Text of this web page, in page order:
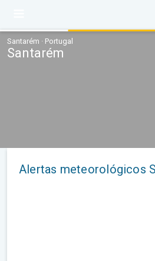
Santarém · Portugal
Santarém
Alertas meteorológicos